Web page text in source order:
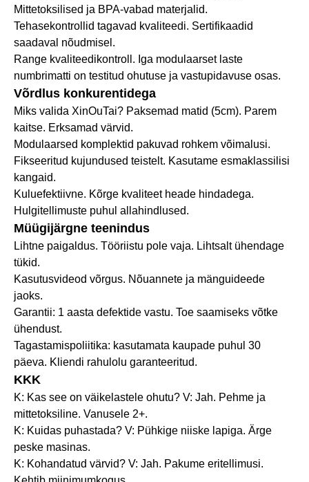
Mittetoksilised ja BPA-vabad materjalid.
Tehasekontrollid tagavad kvaliteedi. Sertifikaadid
saadaval nõudmisel.
Range kvaliteedikontroll. Iga modulaarset laste
numbrimatti on testitud ohutuse ja vastupidavuse osas.
Võrdlus konkurentidega
Miks valida XinOuTai? Paksemad matid (5cm). Parem
kaitse. Erksamad värvid.
Modulaarsed komplektid pakuvad rohkem võimalusi.
Fikseeritud kujundused teistelt. Kasutame esmaklassilisi
kangaid.
Kuluefektiivne. Kõrge kvaliteet heade hindadega.
Hulgitellimuste puhul allahindlused.
Müügijärgne teenindus
Lihtne paigaldus. Tööriistu pole vaja. Lihtsalt ühendage
tükid.
Kasutusvideod võrgus. Nõuannete ja mänguideede
jaoks.
Garantii: 1 aasta defektide vastu. Toe saamiseks võtke
ühendust.
Tagastamispoliitika: kasutamata kaupade puhul 30
päeva. Kliendi rahulolu garanteeritud.
KKK
K: Kas see on väikelastele ohutu? V: Jah. Pehme ja
mittetoksiline. Vanusele 2+.
K: Kuidas puhastada? V: Pühkige niiske lapiga. Ärge
peske masinas.
K: Kohandatud värvid? V: Jah. Pakume eritellimusi.